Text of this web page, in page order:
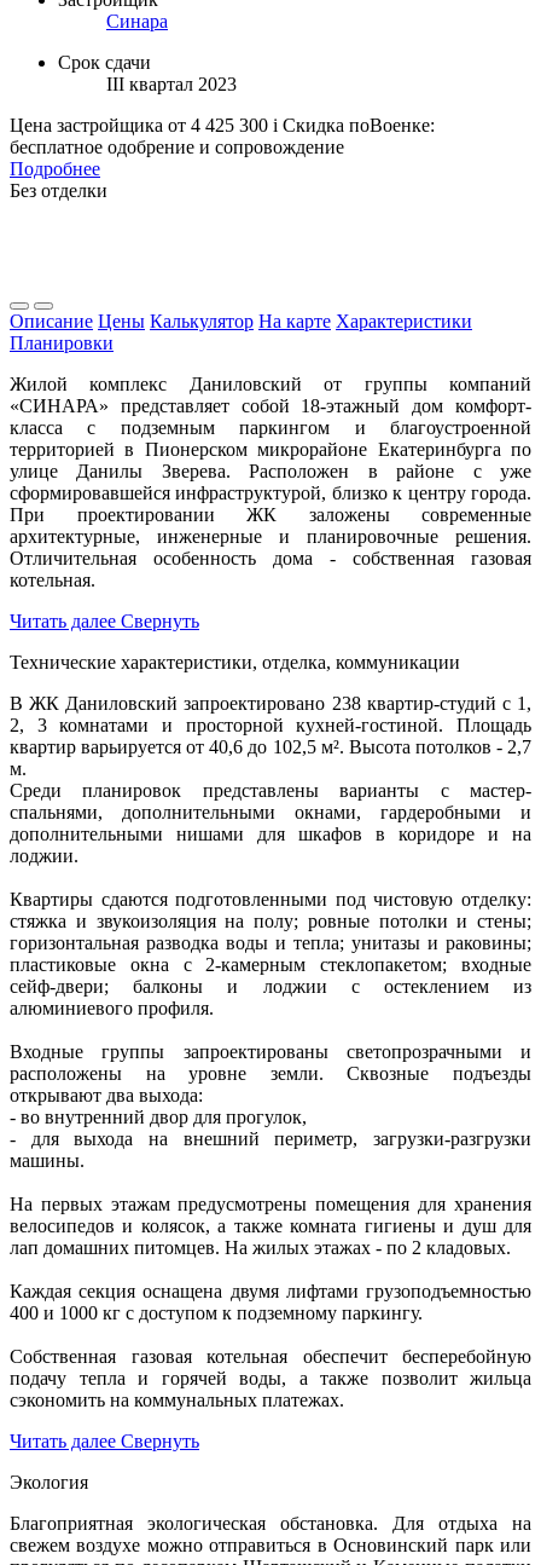
Синара
Срок сдачи
III квартал 2023
Цена застройщика от 4 425 300 i Скидка поВоенке:
бесплатное одобрение и сопровождение
Подробнее
Без отделки
Описание Цены Калькулятор На карте Характеристики
Планировки
Жилой комплекс Даниловский от группы компаний
«СИНАРА» представляет собой 18-этажный дом комфорт-
класса с подземным паркингом и благоустроенной
территорией в Пионерском микрорайоне Екатеринбурга по
улице Данилы Зверева. Расположен в районе с уже
сформировавшейся инфраструктурой, близко к центру города.
При проектировании ЖК заложены современные
архитектурные, инженерные и планировочные решения.
Отличительная особенность дома - собственная газовая
котельная.
Читать далее Свернуть
Технические характеристики, отделка, коммуникации
В ЖК Даниловский запроектировано 238 квартир-студий с 1,
2, 3 комнатами и просторной кухней-гостиной. Площадь
квартир варьируется от 40,6 до 102,5 м². Высота потолков - 2,7
м.
Среди планировок представлены варианты с мастер-
спальнями, дополнительными окнами, гардеробными и
дополнительными нишами для шкафов в коридоре и на
лоджии.
Квартиры сдаются подготовленными под чистовую отделку:
стяжка и звукоизоляция на полу; ровные потолки и стены;
горизонтальная разводка воды и тепла; унитазы и раковины;
пластиковые окна с 2-камерным стеклопакетом; входные
сейф-двери; балконы и лоджии с остеклением из
алюминиевого профиля.
Входные группы запроектированы светопрозрачными и
расположены на уровне земли. Сквозные подъезды
открывают два выхода:
- во внутренний двор для прогулок,
- для выхода на внешний периметр, загрузки-разгрузки
машины.
На первых этажам предусмотрены помещения для хранения
велосипедов и колясок, а также комната гигиены и душ для
лап домашних питомцев. На жилых этажах - по 2 кладовых.
Каждая секция оснащена двумя лифтами грузоподъемностью
400 и 1000 кг с доступом к подземному паркингу.
Собственная газовая котельная обеспечит бесперебойную
подачу тепла и горячей воды, а также позволит жильца
сэкономить на коммунальных платежах.
Читать далее Свернуть
Экология
Благоприятная экологическая обстановка. Для отдыха на
свежем воздухе можно отправиться в Основинский парк или